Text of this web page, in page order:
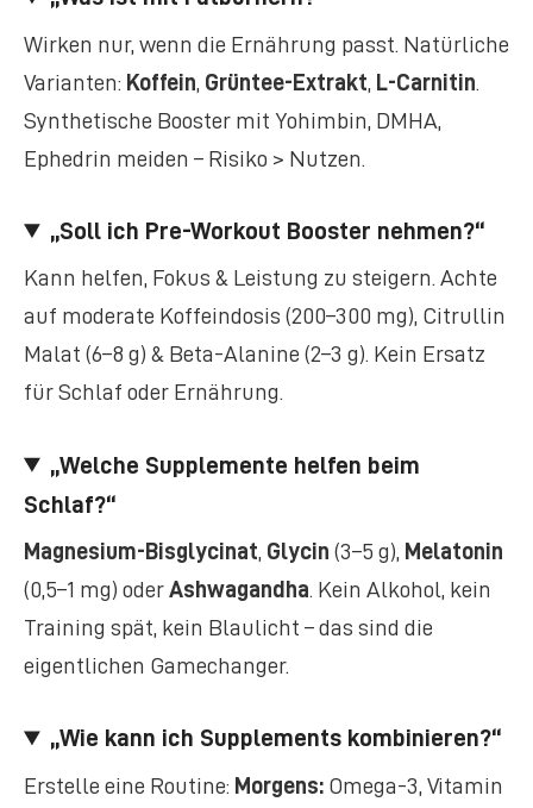
Wirken nur, wenn die Ernährung passt. Natürliche
Varianten: Koffein Grüntee-Extrakt L-Carnitin
Synthetische Booster mit Yohimbin, DMHA,
Ephedrin meiden – Risiko > Nutzen.
„Soll ich Pre-Workout Booster nehmen?“
Kann helfen, Fokus & Leistung zu steigern. Achte
auf moderate Koffeindosis (200–300 mg), Citrullin
Malat (6–8 g) & Beta-Alanine (2–3 g). Kein Ersatz
für Schlaf oder Ernährung.
„Welche Supplemente helfen beim
Schlaf?“
Magnesium-Bisglycinat, Glycin (3–5 g), Melatonin
(0,5–1 mg) oder Ashwagandha. Kein Alkohol, kein
Training spät, kein Blaulicht – das sind die
eigentlichen Gamechanger.
„Wie kann ich Supplements kombinieren?“
Erstelle eine Routine: Morgens: Omega-3, Vitamin